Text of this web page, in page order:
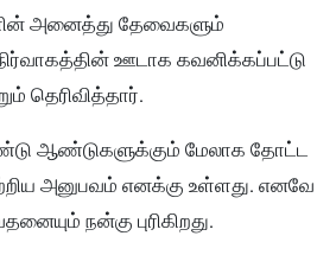
அனைத்து தேவைகளும்
ஊடாக கவனிக்கப்பட்டு
தெரிவித்தார்.
ஆண்டுகளுக்கும் மேலாக தோட்ட
அனுபவம் எனக்கு உள்ளது. எனவே
நன்கு புரிகிறது.